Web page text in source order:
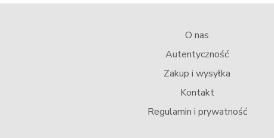
O nas
Autentyczność
Zakup i wysyłka
Kontakt
Regulamin i prywatność